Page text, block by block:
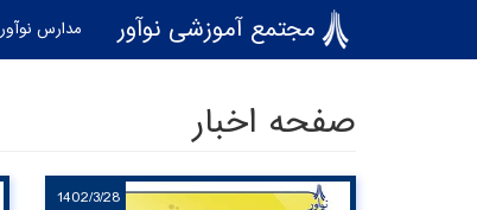
رفتن به محتوای اصلی
مجتمع آموزشی نوآور مدارس نوآور
صفحه اخبار
1402/3/28